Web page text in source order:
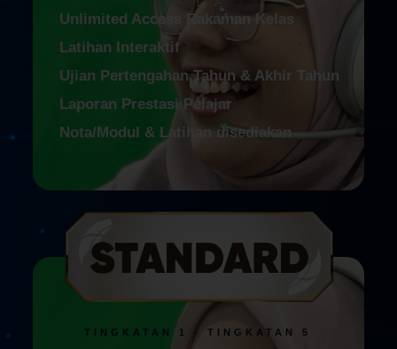
Unlimited Access Rakaman Kelas
Latihan Interaktif
Ujian Pertengahan Tahun & Akhir Tahun
Laporan Prestasi Pelajar
Nota/Modul & Latihan disediakan
TINGKATAN 1 - TINGKATAN 5